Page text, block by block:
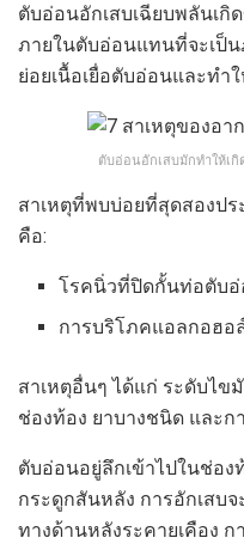
ตับอ่อนอักเสบเฉียบพลันเกิ
ภายในตับอ่อนแทนที่จะเป็น
ย่อยเนื้อเยื่อตับอ่อนและทำ
ตับอ่อนอักเสบมักทำให้เกิ
สาเหตุที่พบบ่อยที่สุดสองป
คือ:
โรคนิ่วที่ปิดกั้นท่อตับ
การบริโภคแอลกอฮอ
สาเหตุอื่นๆ ได้แก่ ระดับไข
ช่องท้อง ยาบางชนิด และก
ตับอ่อนอยู่ลึกเข้าไปในช่อ
กระดูกสันหลัง การอักเสบ
ทางด้านหลังระคายเคือง